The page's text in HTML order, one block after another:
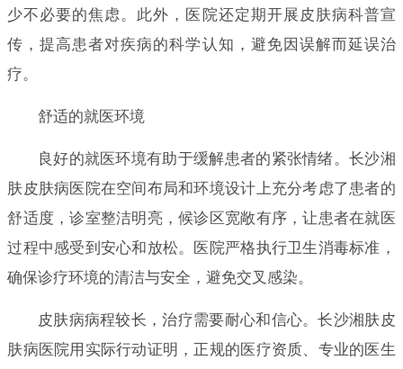
少不必要的焦虑。此外，医院还定期开展皮肤病科普宣
传，提高患者对疾病的科学认知，避免因误解而延误治
疗。
舒适的就医环境
良好的就医环境有助于缓解患者的紧张情绪。长沙湘
肤皮肤病医院在空间布局和环境设计上充分考虑了患者的
舒适度，诊室整洁明亮，候诊区宽敞有序，让患者在就医
过程中感受到安心和放松。医院严格执行卫生消毒标准，
确保诊疗环境的清洁与安全，避免交叉感染。
皮肤病病程较长，治疗需要耐心和信心。长沙湘肤皮
肤病医院用实际行动证明，正规的医疗资质、专业的医生